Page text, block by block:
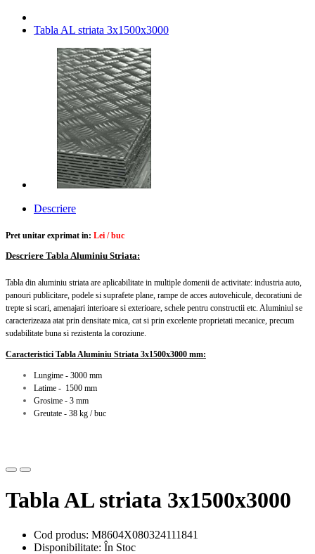
Tabla AL striata 3x1500x3000
Descriere
Pret unitar exprimat in: Lei / buc
Descriere Tabla Aluminiu Striata:
Tabla din aluminiu striata are aplicabilitate in multiple domenii de activitate: industria auto,
panouri publicitare, podele si suprafete plane, rampe de acces autovehicule, decoratiuni de
trepte si scari, amenajari interioare si exterioare, schele pentru constructii etc. Aluminiul se
caracterizeaza atat prin densitate mica, cat si prin excelente proprietati mecanice, precum
sudabilitate buna si rezistenta la coroziune.
Caracteristici Tabla Aluminiu Striata 3x1500x3000 mm:
Lungime - 3000 mm
Latime - 1500 mm
Grosime - 3 mm
Greutate - 38 kg / buc
Tabla AL striata 3x1500x3000
Cod produs: M8604X080324111841
Disponibilitate: În Stoc